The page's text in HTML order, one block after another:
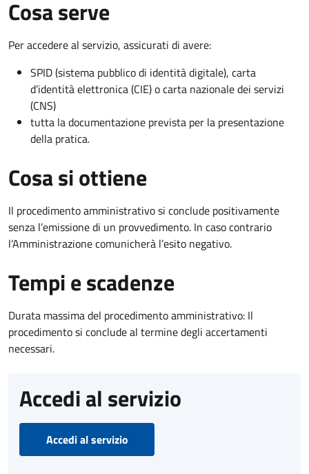
Cosa serve
Per accedere al servizio, assicurati di avere:
SPID (sistema pubblico di identità digitale), carta
d’identità elettronica (CIE) o carta nazionale dei servizi
(CNS)
tutta la documentazione prevista per la presentazione
della pratica.
Cosa si ottiene
Il procedimento amministrativo si conclude positivamente
senza l’emissione di un provvedimento. In caso contrario
l’Amministrazione comunicherà l’esito negativo.
Tempi e scadenze
Durata massima del procedimento amministrativo: Il
procedimento si conclude al termine degli accertamenti
necessari.
Accedi al servizio
Accedi al servizio